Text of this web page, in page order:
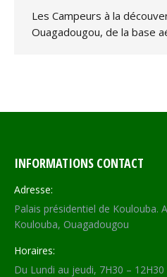
Les Campeurs à la
Ouagadougou, de la base
INFORMATIONS CONTACT
Adresse:
Palais présidentiel de Koulouba.
Koulouba, Ouagadougou
Horaires:
Du Lundi au jeudi, 7H30 –